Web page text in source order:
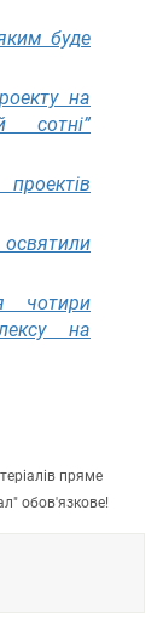
буде
на
сотні”
чотири
на
пряме
обов'язкове!